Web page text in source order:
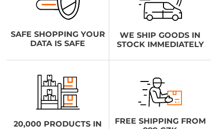
SAFE SHOPPING YOUR
DATA IS SAFE
WE SHIP GOODS IN
STOCK IMMEDIATELY
20,000 PRODUCTS IN
FREE SHIPPING FROM